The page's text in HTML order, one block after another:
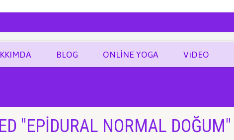
| FOTOĞRAF BLOG ONLİNE YOGA ViDEO
"EPIDURAL NORMAL DOĞUM"